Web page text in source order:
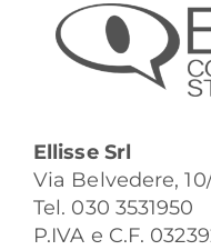
Ellisse Srl
Via Belvedere,
Tel. 030 3531950
P.IVA e C.F.